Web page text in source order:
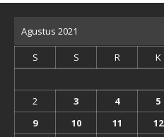
Agustus 2021
S S R K
2
3 4 5
9
10 11 12